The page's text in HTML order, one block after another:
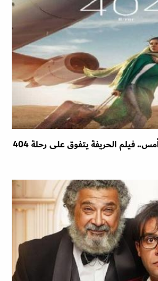
فيلم الحريفة يتفوق على رحلة 404